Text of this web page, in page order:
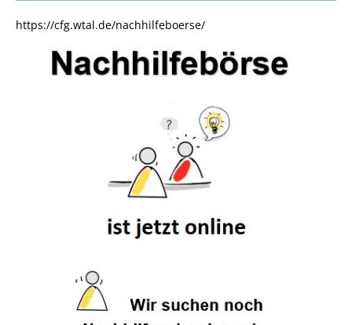
https://cfg.wtal.de/nachhilfeboerse/